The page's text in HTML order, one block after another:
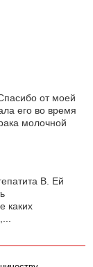
от моей
его во время
молочной
В. Ей
каких